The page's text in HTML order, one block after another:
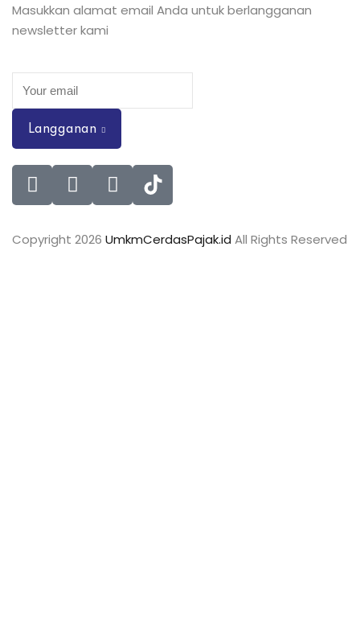
Masukkan alamat email Anda untuk berlangganan
newsletter kami
Langganan
Copyright 2026 UmkmCerdasPajak.id All Rights Reserved